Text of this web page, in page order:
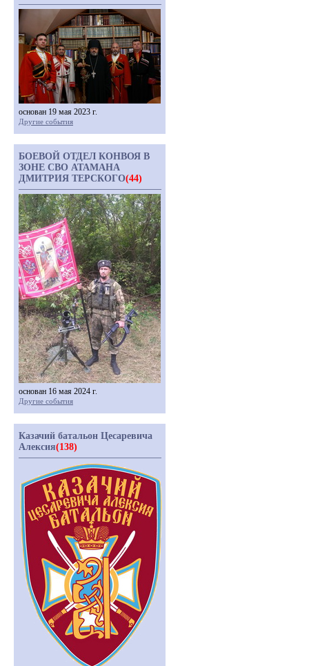
основан 19 мая 2023 г.
Другие события
БОЕВОЙ ОТДЕЛ КОНВОЯ В
ЗОНЕ СВО АТАМАНА
ДМИТРИЯ ТЕРСКОГО(44)
основан 16 мая 2024 г.
Другие события
Казачий батальон Цесаревича
Алексия(138)